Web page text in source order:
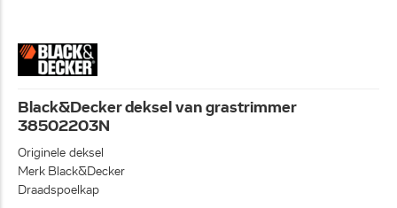
Black&Decker deksel van grastrimmer
38502203N
Originele deksel
Merk Black&Decker
Draadspoelkap